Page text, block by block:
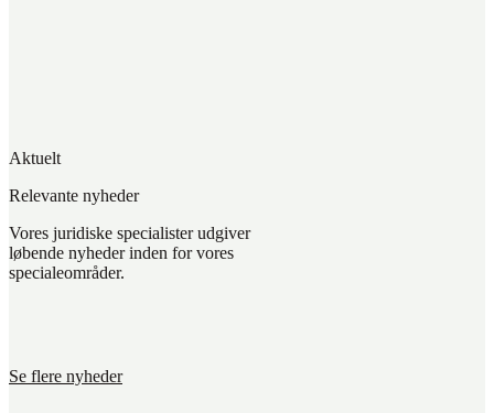
Aktuelt
Relevante nyheder
Vores juridiske specialister udgiver
løbende nyheder inden for vores
specialeområder.
Se flere nyheder